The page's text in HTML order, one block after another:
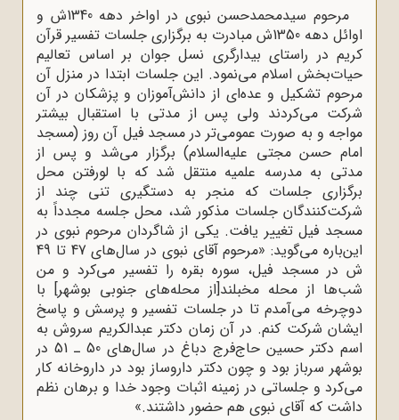
مرحوم سیدمحمدحسن نبوی در اواخر دهه 1340ش و
اوائل دهه 1350ش مبادرت به برگزاری جلسات تفسیر قرآن
کریم در راستای بیدارگری نسل جوان بر اساس تعالیم
حیات‌بخش اسلام می‌نمود. این جلسات ابتدا در منزل آن
مرحوم تشکیل و عده‌ای از دانش‌آموزان و پزشکان در آن
شرکت می‌کردند ولی پس از مدتی با استقبال بیشتر
مواجه و به صورت عمومی‌تر در مسجد فیل آن روز (مسجد
امام حسن مجتی علیه‌السلام) برگزار می‌شد و پس از
مدتی به مدرسه علمیه منتقل شد که با لورفتن محل
برگزاری جلسات که منجر به دستگیری تنی چند از
شرکت‌کنندگان جلسات مذکور شد، محل جلسه مجدداً به
مسجد فیل تغییر یافت. یکی از شاگردان مرحوم نبوی در
این‌باره می‌گوید: «مرحوم آقای نبوی در سال‌های 47 تا 49
ش در مسجد فیل، سوره بقره را تفسیر می‌کرد و من
شب‌ها از محله مخبلند[از محله‌های جنوبی بوشهر] با
دوچرخه می‌آمدم تا در جلسات تفسیر و پرسش و پاسخ
ایشان شرکت کنم. در آن زمان دکتر عبدالکریم سروش به
اسم دکتر حسین حاج‌فرج دباغ در سال‌های 50 ـ 51 در
بوشهر سرباز بود و چون دکتر داروساز بود در داروخانه کار
می‌کرد و جلساتی در زمینه اثبات وجود خدا و برهان نظم
داشت که آقای نبوی هم حضور داشتند.»